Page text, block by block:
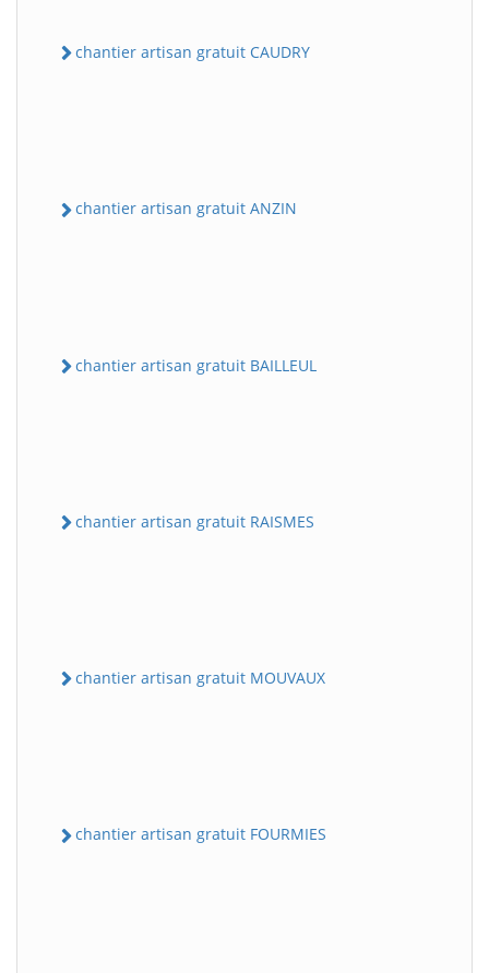
chantier artisan gratuit CAUDRY
chantier artisan gratuit ANZIN
chantier artisan gratuit BAILLEUL
chantier artisan gratuit RAISMES
chantier artisan gratuit MOUVAUX
chantier artisan gratuit FOURMIES